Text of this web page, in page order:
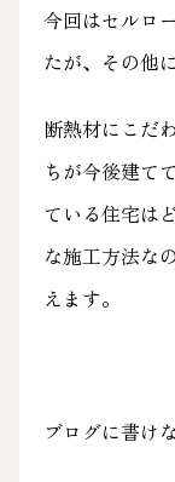
今回はセルロ
たが、その他
断熱材にこだ
ちが今後建て
ている住宅は
な施工方法な
えます。
ブログに書け